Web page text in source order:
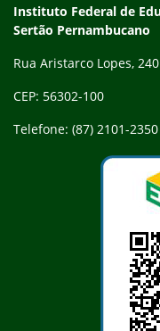
Endereço
Instituto Federal de
Sertão Pernambucano
Rua Aristarco Lopes,
CEP: 56302-100
Telefone: (87) 2101-2350